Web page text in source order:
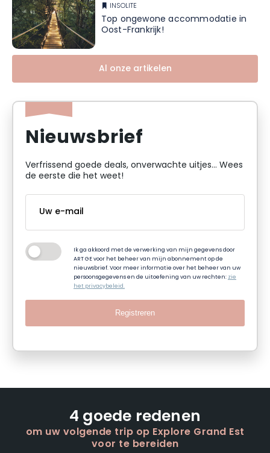
INSOLITE
Top ongewone accommodatie in
Oost-Frankrijk!
Al onze artikelen
Nieuwsbrief
Verfrissend goede deals, onverwachte uitjes... Wees
de eerste die het weet!
Ik ga akkoord met de verwerking van mijn gegevens door
ART GE voor het beheer van mijn abonnement op de
nieuwsbrief. Voor meer informatie over het beheer van uw
persoonsgegevens en de uitoefening van uw rechten: zie
het privacybeleid.
Registreren
4 goede redenen
om uw volgende trip op Explore Grand Est
voor te bereiden